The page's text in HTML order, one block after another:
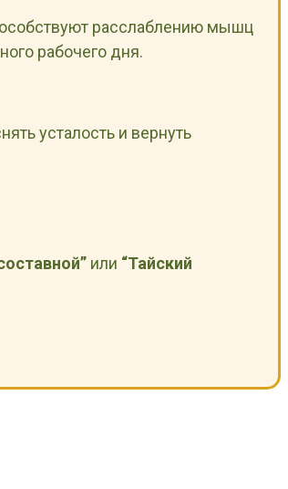
расслаблению мышц
рабочего дня.
усталость и вернуть
или “Тайский